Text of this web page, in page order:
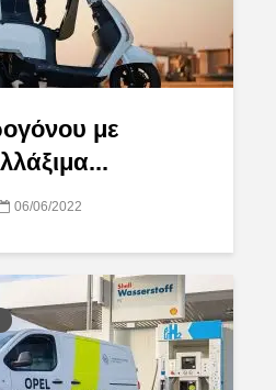
με
06/06/2022